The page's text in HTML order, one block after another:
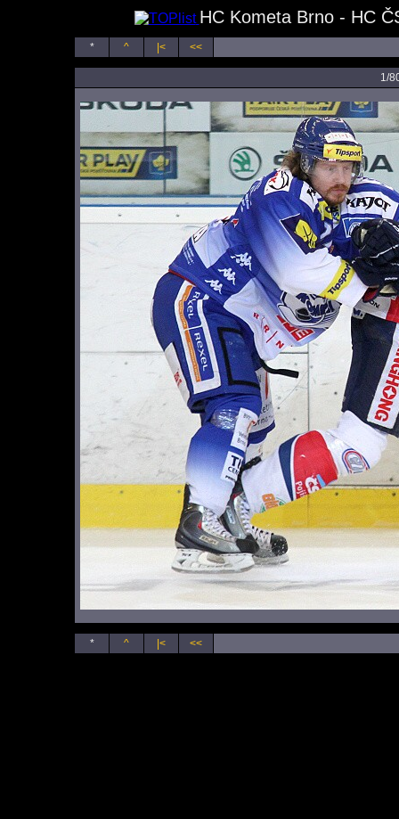
HC Kometa Brno - HC
* ^ |< <<
1/
* ^ |< <<